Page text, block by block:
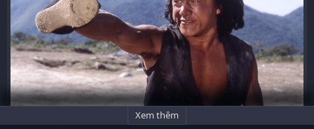
Xem thêm